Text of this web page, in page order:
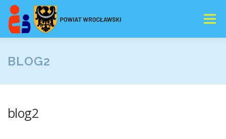
Przejdź
treści
Menu
E-REJESTRACJA
BLOG2
blog2